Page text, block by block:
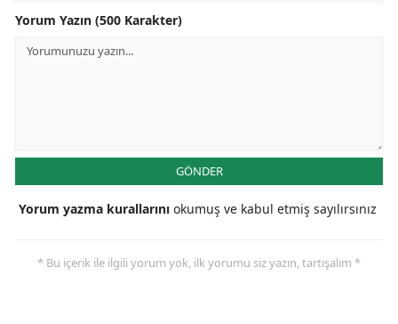
Yorum Yazın (500 Karakter)
GÖNDER
Yorum yazma kurallarını okumuş ve kabul etmiş sayılırsınız
* Bu içerik ile ilgili yorum yok, ilk yorumu siz yazın, tartışalım *